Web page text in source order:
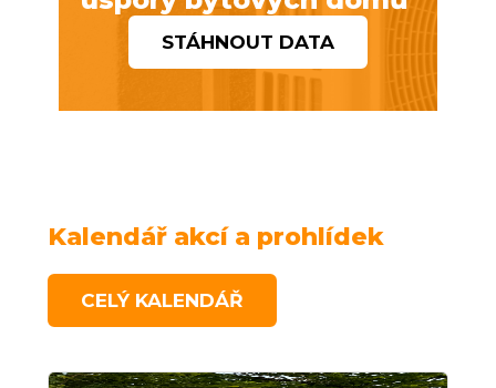
STÁHNOUT DATA
Kalendář akcí a prohlídek
CELÝ KALENDÁŘ